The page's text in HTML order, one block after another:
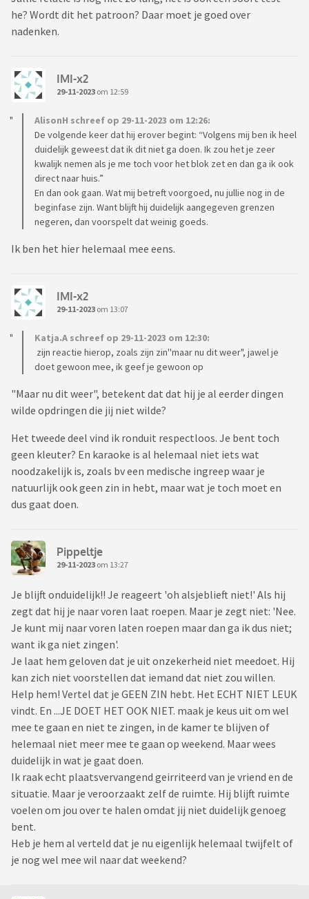
he? Wordt dit het patroon? Daar moet je goed over
nadenken.
IMI-x2
29-11-2023 om 12:59
AlisonH schreef op 29-11-2023 om 12:26:
De volgende keer dat hij erover begint: “Volgens mij ben ik heel
duidelijk geweest dat ik dit niet ga doen. Ik zou het je zeer
kwalijk nemen als je me toch voor het blok zet en dan ga ik ook
direct naar huis.”
En dan ook gaan. Wat mij betreft voorgoed, nu jullie nog in de
beginfase zijn. Want blijft hij duidelijk aangegeven grenzen
negeren, dan voorspelt dat weinig goeds.
Ik ben het hier helemaal mee eens.
IMI-x2
29-11-2023 om 13:07
Katja.A schreef op 29-11-2023 om 12:30:
zijn reactie hierop, zoals zijn zin''maar nu dit weer", jawel je
doet gewoon mee, ik geef je gewoon op
"Maar nu dit weer", betekent dat dat hij je al eerder dingen
wilde opdringen die jij niet wilde?
Het tweede deel vind ik ronduit respectloos. Je bent toch
geen kleuter? En karaoke is al helemaal niet iets wat
noodzakelijk is, zoals bv een medische ingreep waar je
natuurlijk ook geen zin in hebt, maar wat je toch moet en
dus gaat doen.
Pippeltje
29-11-2023 om 13:27
Je blijft onduidelijk!! Je reageert 'oh alsjeblieft niet!' Als hij
zegt dat hij je naar voren laat roepen. Maar je zegt niet: 'Nee.
Je kunt mij naar voren laten roepen maar dan ga ik dus niet;
want ik ga niet zingen'.
Je laat hem geloven dat je uit onzekerheid niet meedoet. Hij
kan zich niet voorstellen dat iemand dat niet zou willen.
Help hem! Vertel dat je GEEN ZIN hebt. Het ECHT NIET LEUK
vindt. En ...JE DOET HET OOK NIET. maak je keus uit om wel
mee te gaan en niet te zingen, in de kamer te blijven of
helemaal niet meer mee te gaan op weekend. Maar wees
duidelijk in wat je gaat doen.
Ik raak echt plaatsvervangend geirriteerd van je vriend en de
situatie. Maar je veroorzaakt zelf de ruimte. Hij blijft ruimte
voelen om jou over te halen omdat jij niet duidelijk genoeg
bent.
Heb je hem al verteld dat je nu eigenlijk helemaal twijfelt of
je nog wel mee wil naar dat weekend?